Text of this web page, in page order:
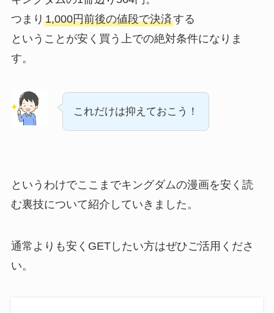
つまり 1,000円前後の値段で決済する
ということが安く買う上での絶対条件になりま
す。
これだけは抑えておこう！
というわけでここまでキングダムの漫画を安く読
む裏技について紹介していきました。
通常よりも安くGETしたい方はぜひご活用くださ
い。